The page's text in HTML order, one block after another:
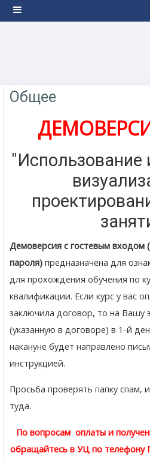
Боковая панель
Тематический план
Общее
"Использование
Демоверсия с гостевым входом
пароля) предназначена для
для прохождения обучения по
квалификации. Если курс у вас
заключила договор, то на Вашу
(указанную в договоре) в 1-й
накануне будет направлено
инструкцией.
Просьба проверять папку спам,
туда.
По вопросам оплаты и
обращайтесь в УЦ по